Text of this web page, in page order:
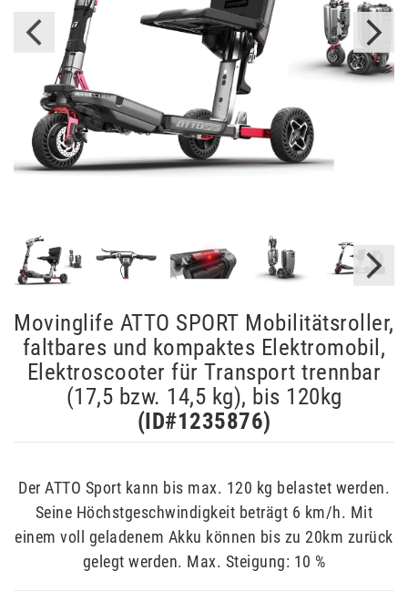
Movinglife ATTO SPORT Mobilitätsroller,
faltbares und kompaktes Elektromobil,
Elektroscooter für Transport trennbar
(17,5 bzw. 14,5 kg), bis 120kg
(ID#1235876)
Der ATTO Sport kann bis max. 120 kg belastet werden.
Seine Höchstgeschwindigkeit beträgt 6 km/h. Mit
einem voll geladenem Akku können bis zu 20km zurück
gelegt werden. Max. Steigung: 10 %